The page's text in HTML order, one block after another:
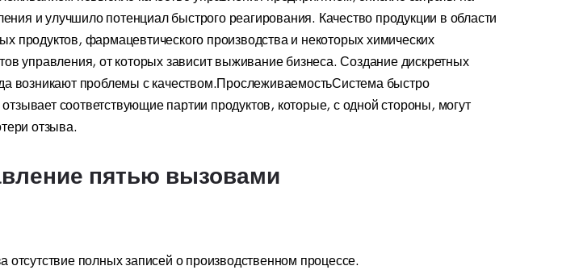
и улучшило потенциал быстрого реагирования. Качество продукции в области
продуктов, фармацевтического производства и некоторых химических
управления, от которых зависит выживание бизнеса. Создание дискретных
возникают проблемы с качеством.ПрослеживаемостьСистема быстро
соответствующие партии продуктов, которые, с одной стороны, могут
отзыва.
пятью вызовами
отсутствие полных записей о производственном процессе.